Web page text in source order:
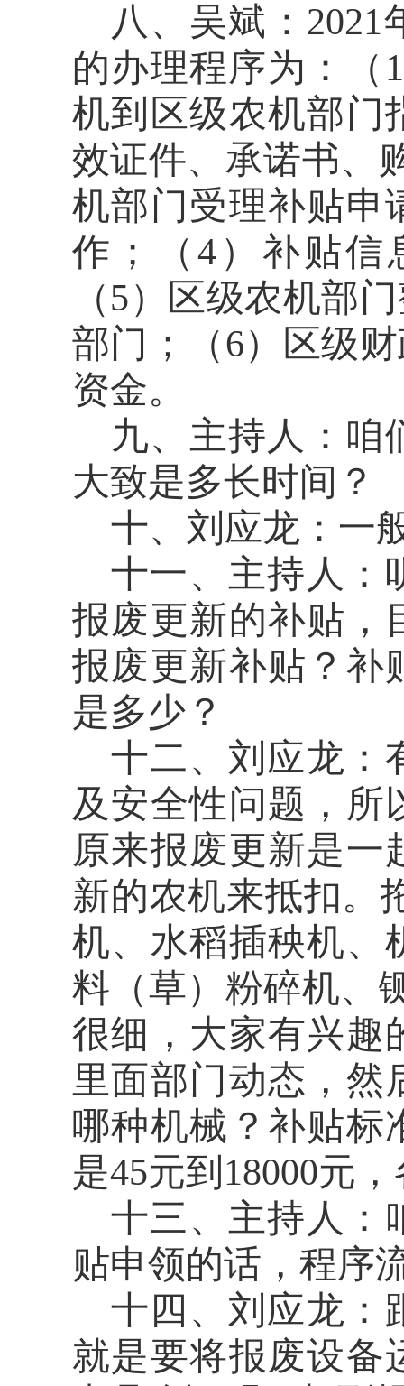
八、吴斌： 2021
的办理程序为：（
机到区级农机部门
效证件、承诺书、
机部门受理补贴申
作 ； （ 4）补贴信
（5）区级农机部
部门 ； （6）
区级
资金。
九、主持人： 咱
大致是多长时间？
十、刘应龙： 一
十一、主持人：
报废更新的补贴，
报废更新补贴？补
是多少？
十二、刘应龙：
及安全性问题，所
原来报废更新是一
新的农机来抵扣。
机、水稻插秧机、
料（草）粉碎机、
很细， 大家有兴趣
里面部门动态，然
哪种机械？补贴标
是45元到 18000元
十三、主持人：
贴申领的话，程序
十四、刘应龙：
就是要将报废设备